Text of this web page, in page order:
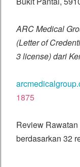
ARC Medical
(Letter of
3 license) dari
1875
Review
berdasarkan 32